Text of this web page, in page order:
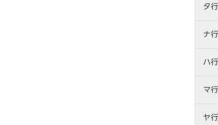
タ行
ナ行
ハ行
マ行
ヤ行